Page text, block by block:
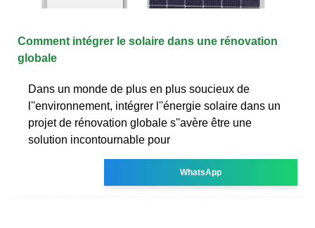
Comment intégrer le solaire dans une rénovation
globale
Dans un monde de plus en plus soucieux de
l''environnement, intégrer l''énergie solaire dans un
projet de rénovation globale s''avère être une
solution incontournable pour
WhatsApp